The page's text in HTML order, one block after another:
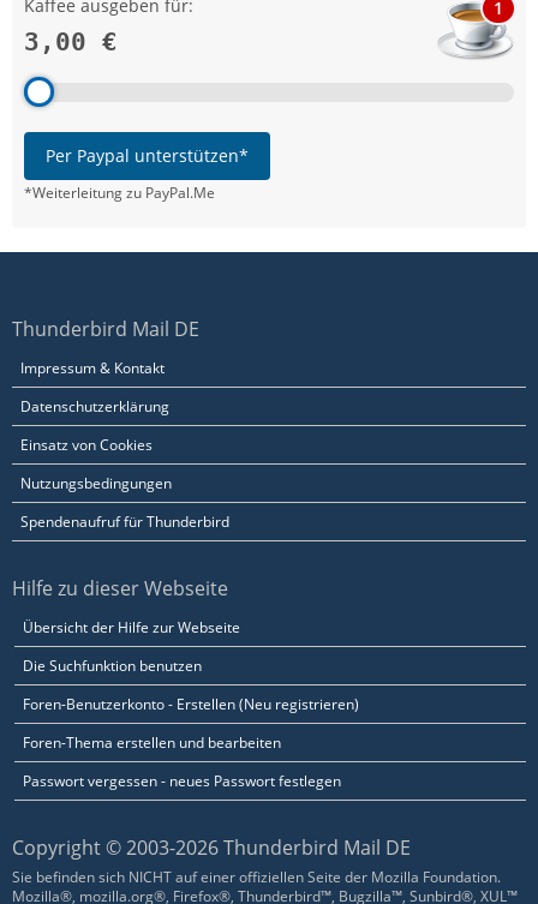
Kaffee ausgeben für:
3,00 €
1
Per Paypal unterstützen*
*Weiterleitung zu PayPal.Me
Thunderbird Mail DE
Impressum & Kontakt
Datenschutzerklärung
Einsatz von Cookies
Nutzungsbedingungen
Spendenaufruf für Thunderbird
Hilfe zu dieser Webseite
Übersicht der Hilfe zur Webseite
Die Suchfunktion benutzen
Foren-Benutzerkonto - Erstellen (Neu registrieren)
Foren-Thema erstellen und bearbeiten
Passwort vergessen - neues Passwort festlegen
Copyright © 2003-2026 Thunderbird Mail DE
Sie befinden sich NICHT auf einer offiziellen Seite der Mozilla Foundation.
Mozilla®, mozilla.org®, Firefox®, Thunderbird™, Bugzilla™, Sunbird®, XUL™